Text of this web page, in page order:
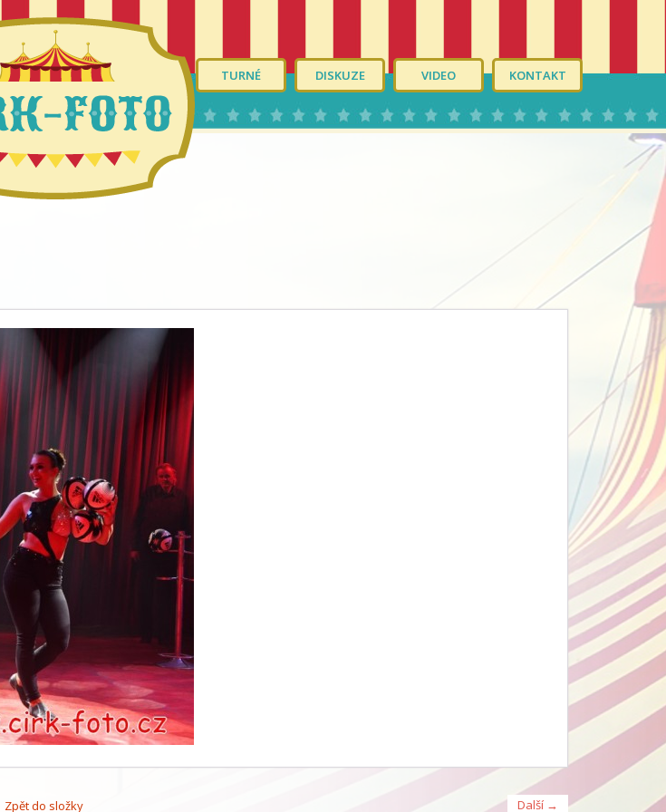
TURNÉ DISKUZE VIDEO KONTAKT
Další →
Zpět do složky